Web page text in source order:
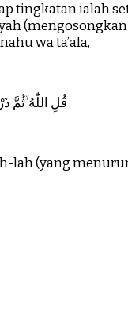
tingkatan ialah
wa ta’ala,
ۗقُلِ اللّٰهُ ۙثُمَّ
lah (yang